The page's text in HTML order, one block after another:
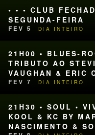
• • • CLUB
SEGUNDA-FEIRA
FEV 5 DIA INTEIRO
21H00 • BLUES-
TRIBUTO AO
VAUGHAN & ERIC
FEV 7 DIA INTEIRO
21H30 • SOUL •
KOOL & KC BY
NASCIMENTO &